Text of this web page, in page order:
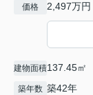
価格 2,497万円
建物面積137.45㎡
築年数 築42年